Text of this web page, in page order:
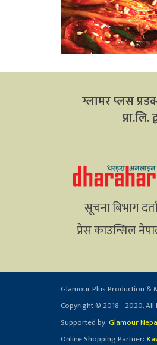
ग्लामर प्लस
प्रा.लि.
सूचना बिभाग
प्रेस काउन्सिल
Glamour Plus Production &
Copyright © 2018 - 2020. All
Supported by:Glamour
Online Shopping Partner: